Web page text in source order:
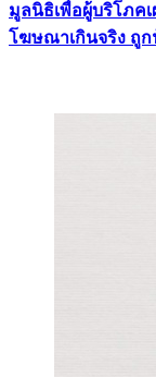
มูลนิธิเพื่อผู้บริโภค
โฆษณาเกินจริง ถูก